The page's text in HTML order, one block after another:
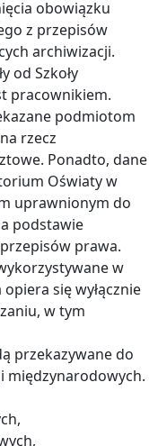
obowiązku
z przepisów
archiwizacji.
od Szkoły
pracownikiem.
podmiotom
rzecz
Ponadto, dane
Oświaty w
uprawnionym do
podstawie
prawa.
w
się wyłącznie
w tym
przekazywane do
międzynarodowych.